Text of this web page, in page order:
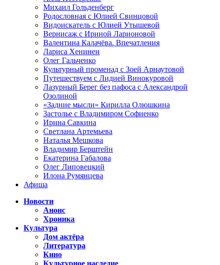
Михаил Гольденберг
Родословная с Юлией Свинцовой
Видоискатель с Юлией Утышевой
Вернисаж с Ириной Ларионовой
Валентина Калачёва. Впечатления
Лариса Хенинен
Олег Гальченко
Культурный променад с Зоей Арнаутовой
Путешествуем с Лидией Винокуровой
Лазурный Берег без пафоса с Александрой
Озолиной
«Задние мысли» Кирилла Олюшкина
Застолье с Владимиром Софиенко
Ирина Савкина
Светлана Артемьева
Наталья Мешкова
Владимир Берштейн
Екатерина Габалова
Олег Липовецкий
Илона Румянцева
Афиша
Новости
Анонс
Хроника
Культура
Дом актёра
Литература
Кино